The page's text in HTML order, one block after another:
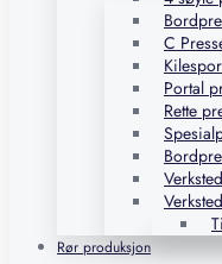
C
Portal
Rette
Rør produksjon